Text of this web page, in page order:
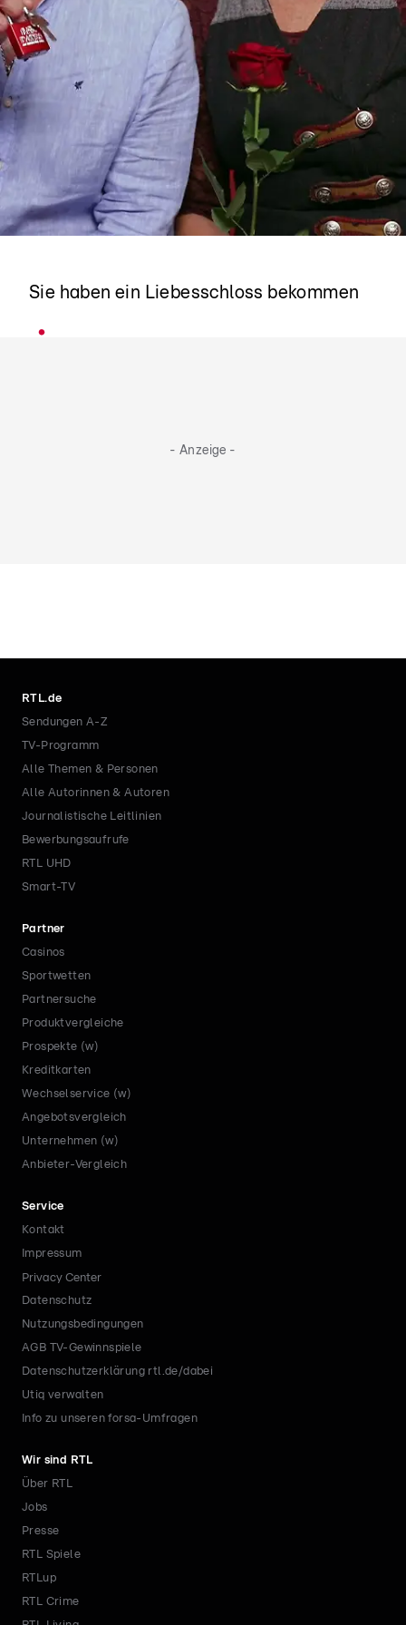
Sie haben ein Liebesschloss bekommen
- Anzeige -
RTL.de
Sendungen A-Z
TV-Programm
Alle Themen & Personen
Alle Autorinnen & Autoren
Journalistische Leitlinien
Bewerbungsaufrufe
RTL UHD
Smart-TV
Partner
Casinos
Sportwetten
Partnersuche
Produktvergleiche
Prospekte (w)
Kreditkarten
Wechselservice (w)
Angebotsvergleich
Unternehmen (w)
Anbieter-Vergleich
Service
Kontakt
Impressum
Privacy Center
Datenschutz
Nutzungsbedingungen
AGB TV-Gewinnspiele
Datenschutzerklärung rtl.de/dabei
Utiq verwalten
Info zu unseren forsa-Umfragen
Wir sind RTL
Über RTL
Jobs
Presse
RTL Spiele
RTLup
RTL Crime